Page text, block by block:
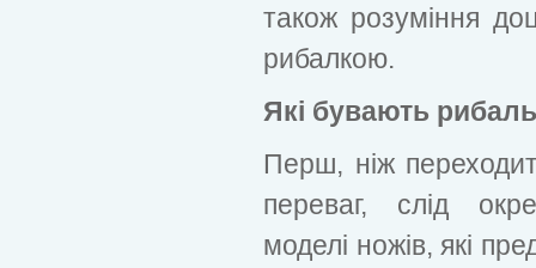
також розуміння
рибалкою.
Які бувають
Перш, ніж
переваг, слід
моделі ножів, які